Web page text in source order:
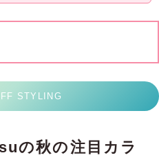
STYLING
の秋の注目カラ